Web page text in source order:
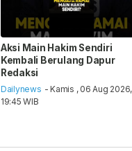
Aksi Main Hakim Sendiri
Kembali Berulang Dapur
Redaksi
Dailynews - Kamis , 06 Aug 2026,
19:45 WIB